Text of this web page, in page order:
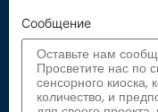
Сообщение